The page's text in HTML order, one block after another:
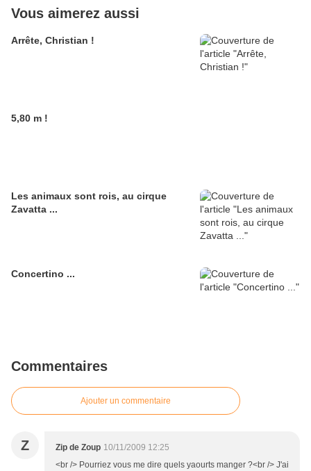
Vous aimerez aussi
Arrête, Christian !
5,80 m !
Les animaux sont rois, au cirque
Zavatta ...
Concertino ...
Commentaires
Ajouter un commentaire
Z Zip de Zoup 10/11/2009 12:25
<br /> Pourriez vous me dire quels yaourts manger ?<br /> J'ai